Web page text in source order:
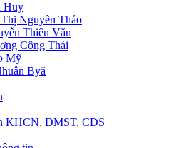
Huy
Nguyên Thảo
Thiên Văn
Công Thái
Mỹ
Byă
KHCN, ĐMST, CĐS